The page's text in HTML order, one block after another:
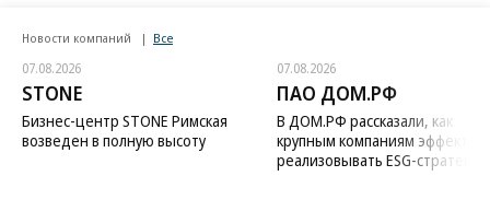
Новости компаний Все
07.08.2026
STONE
Бизнес-центр STONE Римская
возведен в полную высоту
07.08.2026
ПАО ДОМ.РФ
В ДОМ.РФ рассказали, как
крупным компаниям
реализовывать ESG-стратегию